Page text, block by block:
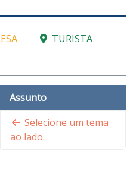
TURISTA
Assunto
Selecione um tema
ao lado.